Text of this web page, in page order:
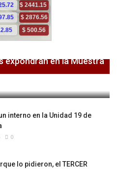
expondrán en la Muestra
interno en la Unidad 19 de
0
lo pidieron, el TERCER